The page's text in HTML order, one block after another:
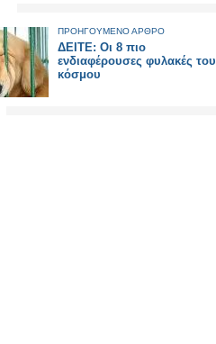
ΠΡΟΗΓΟΥΜΕΝΟ ΑΡΘΡΟ
ΔΕΙΤΕ: Οι 8 πιο
ενδιαφέρουσες φυλακές του
κόσμου